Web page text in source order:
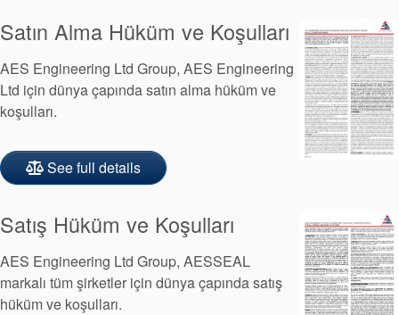
Seal Destek
Sistemi
Sertifikalar ve Standartlar
Satın Alma Hüküm ve Koşulları
AES Engineering Ltd Group, AES Engineering
Ltd için dünya çapında satın alma hüküm ve
koşulları.
See full details
Satış Hüküm ve Koşulları
AES Engineering Ltd Group, AESSEAL
markalı tüm şirketler için dünya çapında satış
hüküm ve koşulları.